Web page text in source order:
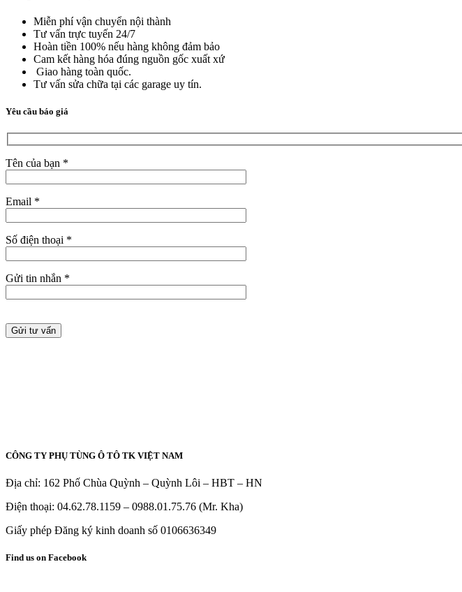
Miễn phí vận chuyển nội thành
Tư vấn trực tuyến 24/7
Hoàn tiền 100% nếu hàng không đảm bảo
Cam kết hàng hóa đúng nguồn gốc xuất xứ
Giao hàng toàn quốc.
Tư vấn sửa chữa tại các garage uy tín.
Yêu cầu báo giá
Tên của bạn *
Email *
Số điện thoại *
Gửi tin nhắn *
CÔNG TY PHỤ TÙNG Ô TÔ TK VIỆT NAM
Địa chỉ: 162 Phố Chùa Quỳnh – Quỳnh Lôi – HBT – HN
Điện thoại: 04.62.78.1159 – 0988.01.75.76 (Mr. Kha)
Giấy phép Đăng ký kinh doanh số 0106636349
Find us on Facebook